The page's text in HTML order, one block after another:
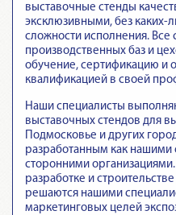
выставочные стенды
эксклюзивными, без каких-
сложности исполнения. Все
производственных баз и
обучение, сертификацию и
квалификацией в своей
Наши специалисты
выставочных стендов для
Подмосковье и других
разработанным как нашими
сторонними
разработке и
решаются нашими
маркетинговых целей